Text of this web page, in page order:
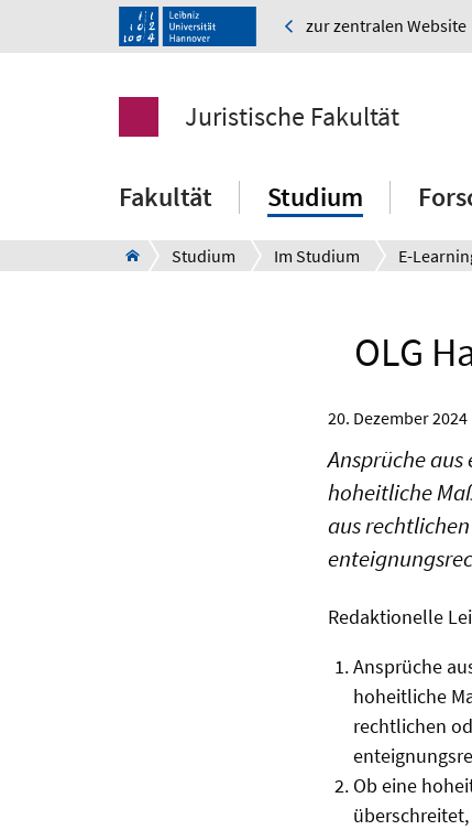
zur zentralen Website
Juristische Fakultät
Fakultät Studium
Studium Im Studium
OLG
20. Dezember 2024
Ansprüche
hoheitliche
aus
Redaktionelle
Ansprüche
hoheitliche
rechtlichen
Ob eine